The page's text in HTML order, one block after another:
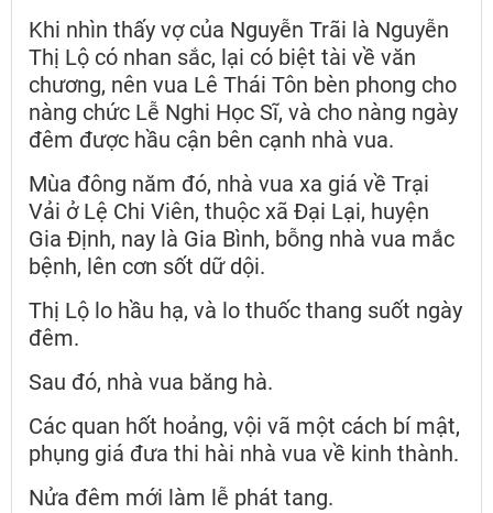
Khi nhìn thấy vợ của Nguyễn Trãi là Nguyễn
Thị Lộ có nhan sắc, lại có biệt tài về văn
chương, nên vua Lê Thái Tôn bèn phong cho
nàng chức Lễ Nghi Học Sĩ, và cho nàng ngày
đêm được hầu cận bên cạnh nhà vua.
Mùa đông năm đó, nhà vua xa giá về Trại
Vải ở Lệ Chi Viên, thuộc xã Đại Lại, huyện
Gia Định, nay là Gia Bình, bỗng nhà vua mắc
bệnh, lên cơn sốt dữ dội.
Thị Lộ lo hầu hạ, và lo thuốc thang suốt ngày
đêm.
Sau đó, nhà vua băng hà.
Các quan hốt hoảng, vội vã một cách bí mật,
phụng giá đưa thi hài nhà vua về kinh thành.
Nửa đêm mới làm lễ phát tang.